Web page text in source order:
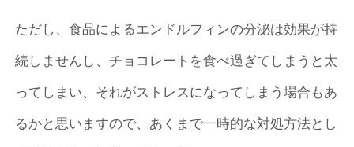
ただし、食品によるエンドルフィンの分泌は効果が持
続しませんし、チョコレートを食べ過ぎてしまうと太
ってしまい、それがストレスになってしまう場合もあ
るかと思いますので、あくまで一時的な対処方法とし